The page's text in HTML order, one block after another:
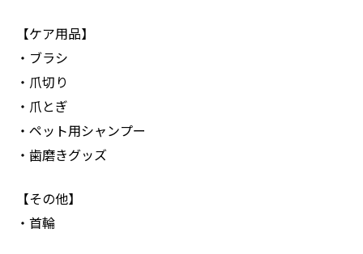
【ケア用品】
・ブラシ
・爪切り
・爪とぎ
・ペット用シャンプー
・歯磨きグッズ
【その他】
・首輪